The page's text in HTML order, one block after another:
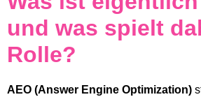
und was spielt
Rolle?
AEO (Answer Engine Optimization)